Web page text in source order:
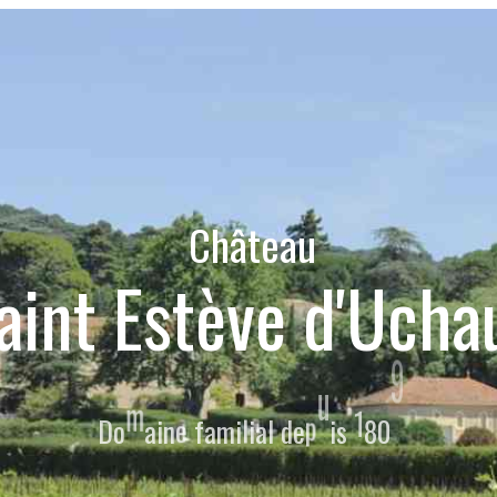
intEstèved'Ucha
Château
Domainefamilialdepuis1809